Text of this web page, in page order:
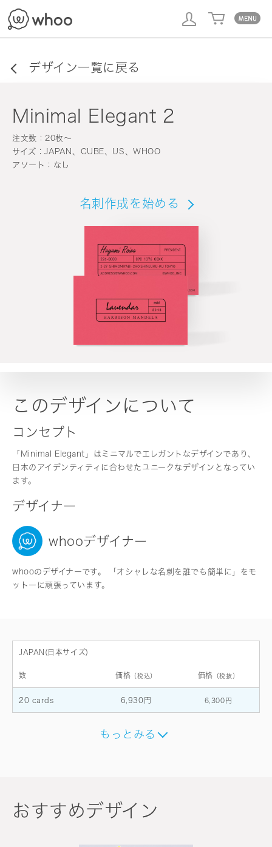
デザイン一覧に戻る
Minimal Elegant 2
注文数：20枚〜
サイズ：JAPAN、CUBE、US、WHOO
アソート：なし
名刺作成を始める
このデザインについて
コンセプト
「Minimal Elegant」はミニマルでエレガントなデザインであり、
日本のアイデンティティに合わせたユニークなデザインとなってい
ます。
デザイナー
whooデザイナー
whooのデザイナーです。 「オシャレな名刺を誰でも簡単に」をモ
ットーに頑張っています。
JAPAN(日本サイズ)
数 価格 （税込） 価格 （税抜）
20 cards 6,930円 6,300円
もっとみる
おすすめデザイン